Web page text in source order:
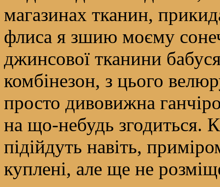
магазинах тканин,
флиса я зшию моєму
джинсової тканини
комбінезон, з цього
просто дивовижна
на що-небудь згодиться.
підійдуть навіть,
куплені, але ще не